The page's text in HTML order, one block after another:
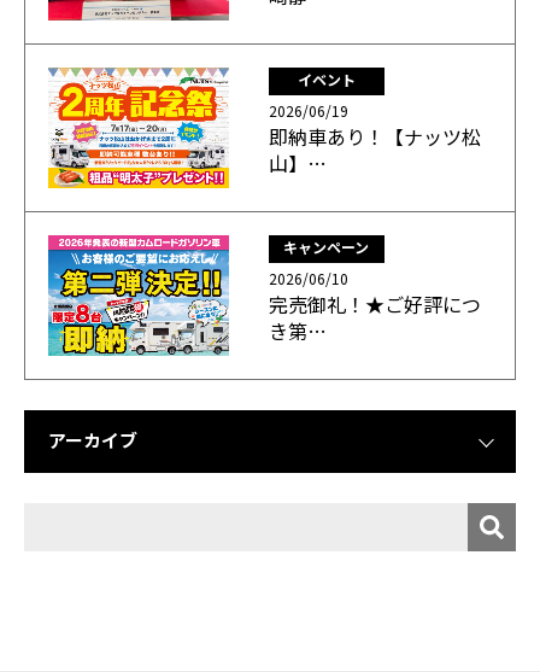
イベント
2026/06/19
即納車あり！【ナッツ松
山】…
キャンペーン
2026/06/10
完売御礼！★ご好評につ
き第…
アーカイブ